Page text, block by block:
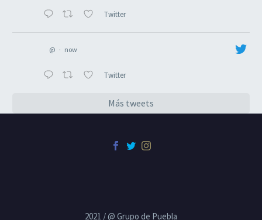
Twitter
@ · now
Twitter
Más tweets
2021 / @ Grupo de Puebla